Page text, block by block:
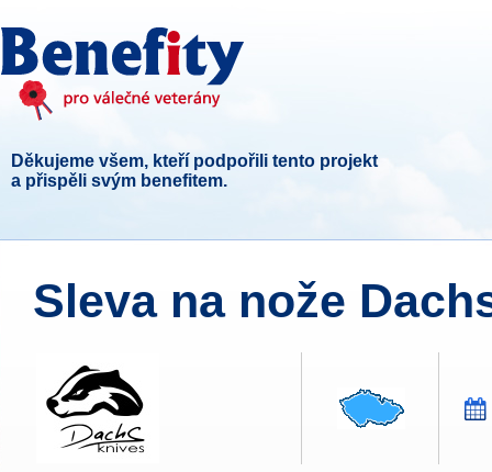
Děkujeme všem, kteří podpořili tento projekt
a přispěli svým benefitem.
Sleva na nože